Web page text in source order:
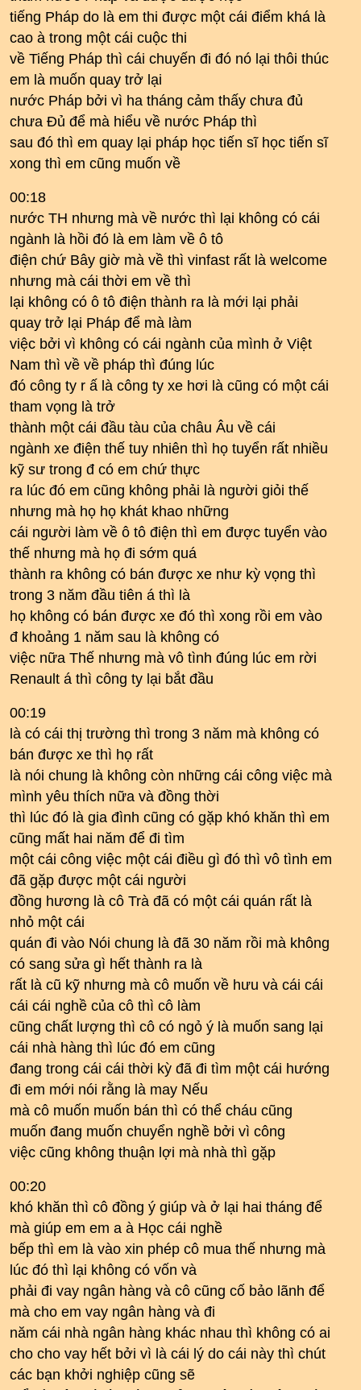
tiếng Pháp do là em thi được một cái điểm khá là
cao à trong một cái cuộc thi
về Tiếng Pháp thì cái chuyến đi đó nó lại thôi thúc
em là muốn quay trở lại
nước Pháp bởi vì ha tháng cảm thấy chưa đủ
chưa Đủ để mà hiểu về nước Pháp thì
sau đó thì em quay lại pháp học tiến sĩ học tiến sĩ
xong thì em cũng muốn về
00:18
nước TH nhưng mà về nước thì lại không có cái
ngành là hồi đó là em làm về ô tô
điện chứ Bây giờ mà về thì vinfast rất là welcome
nhưng mà cái thời em về thì
lại không có ô tô điện thành ra là mới lại phải
quay trở lại Pháp để mà làm
việc bởi vì không có cái ngành của mình ở Việt
Nam thì về về pháp thì đúng lúc
đó công ty r ấ là công ty xe hơi là cũng có một cái
tham vọng là trở
thành một cái đầu tàu của châu Âu về cái
ngành xe điện thế tuy nhiên thì họ tuyển rất nhiều
kỹ sư trong đ có em chứ thực
ra lúc đó em cũng không phải là người giỏi thế
nhưng mà họ họ khát khao những
cái người làm về ô tô điện thì em được tuyển vào
thế nhưng mà họ đi sớm quá
thành ra không có bán được xe như kỳ vọng thì
trong 3 năm đầu tiên á thì là
họ không có bán được xe đó thì xong rồi em vào
đ khoảng 1 năm sau là không có
việc nữa Thế nhưng mà vô tình đúng lúc em rời
Renault á thì công ty lại bắt đầu
00:19
là có cái thị trường thì trong 3 năm mà không có
bán được xe thì họ rất
là nói chung là không còn những cái công việc mà
mình yêu thích nữa và đồng thời
thì lúc đó là gia đình cũng có gặp khó khăn thì em
cũng mất hai năm để đi tìm
một cái công việc một cái điều gì đó thì vô tình em
đã gặp được một cái người
đồng hương là cô Trà đã có một cái quán rất là
nhỏ một cái
quán đi vào Nói chung là đã 30 năm rồi mà không
có sang sửa gì hết thành ra là
rất là cũ kỹ nhưng mà cô muốn về hưu và cái cái
cái cái nghề của cô thì cô làm
cũng chất lượng thì cô có ngỏ ý là muốn sang lại
cái nhà hàng thì lúc đó em cũng
đang trong cái cái thời kỳ đã đi tìm một cái hướng
đi em mới nói rằng là may Nếu
mà cô muốn muốn bán thì có thể cháu cũng
muốn đang muốn chuyển nghề bởi vì công
việc cũng không thuận lợi mà nhà thì gặp
00:20
khó khăn thì cô đồng ý giúp và ở lại hai tháng để
mà giúp em em a à Học cái nghề
bếp thì em là vào xin phép cô mua thế nhưng mà
lúc đó thì lại không có vốn và
phải đi vay ngân hàng và cô cũng cố bảo lãnh để
mà cho em vay ngân hàng và đi
năm cái nhà ngân hàng khác nhau thì không có ai
cho cho vay hết bởi vì là cái lý do cái này thì chút
các bạn khởi nghiệp cũng sẽ